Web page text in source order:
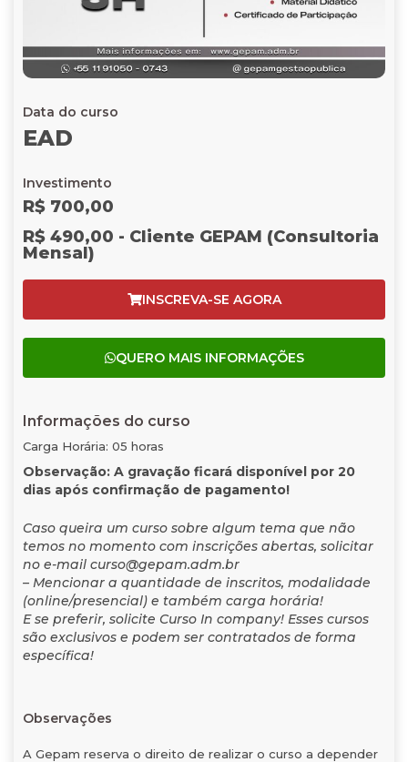
Data do curso
EAD
Investimento
R$ 700,00
R$ 490,00 - Cliente GEPAM (Consultoria
Mensal)
INSCREVA-SE AGORA
QUERO MAIS INFORMAÇÕES
Informações do curso
Carga Horária: 05 horas
Observação: A gravação ficará disponível por 20
dias após confirmação de pagamento!
Caso queira um curso sobre algum tema que não
temos no momento com inscrições abertas, solicitar
no e-mail curso@gepam.adm.br
– Mencionar a quantidade de inscritos, modalidade
(online/presencial) e também carga horária!
E se preferir, solicite Curso In company! Esses cursos
são exclusivos e podem ser contratados de forma
específica!
Observações
A Gepam reserva o direito de realizar o curso a depender